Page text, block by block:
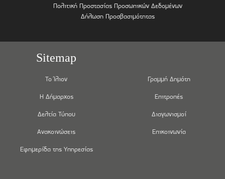
Πολιτική Προστασίας Προσωπικών Δεδομένων
Δήλωση Προσβασιμότητας
Sitemap
Το Ίλιον
Η Δήμαρχος
Δελτία Τύπου
Ανακοινώσεις
Εφημερίδα της Υπηρεσίας
Γραμμή Δημότη
Επιτροπές
Διαγωνισμοί
Επικοινωνία